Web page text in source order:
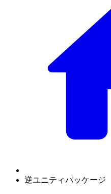
逆ユニティパッケージ